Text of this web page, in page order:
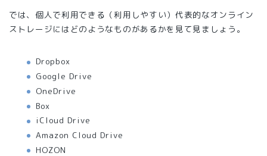
では、個人で利用できる（利用しやすい）代表的なオンライン
ストレージにはどのようなものがあるかを見て見ましょう。
Dropbox
Google Drive
OneDrive
Box
iCloud Drive
Amazon Cloud Drive
HOZON